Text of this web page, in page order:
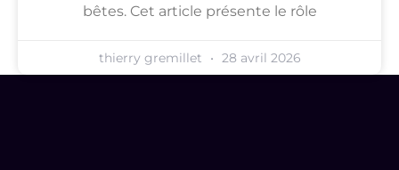
bêtes. Cet article présente le rôle
thierry gremillet 28 avril 2026